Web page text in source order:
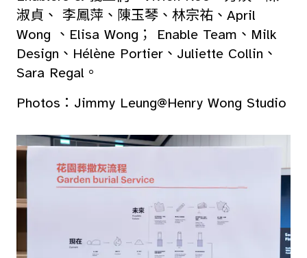
淑貞、 李鳳萍、陳玉琴、林宗祐、April
Wong 、Elisa Wong； Enable Team、Milk
Design、Hélène Portier、Juliette Collin、
Sara Regal。
Photos：Jimmy Leung@Henry Wong Studio